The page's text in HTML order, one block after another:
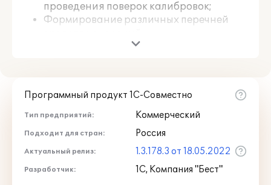
проведения поверок калибровок;
Формирование различных перечней
Ведение базы данных:
потребителей электроэнергии:
коммерческих и технических точек
учета электроэнергии;
Программный продукт 1С-Совместно
Тип предприятий: Коммерческий
Подходит для стран: Россия
Актуальный релиз: 1.3.178.3 от 18.05.2022
Разработчик: 1С, Компания "Бест"